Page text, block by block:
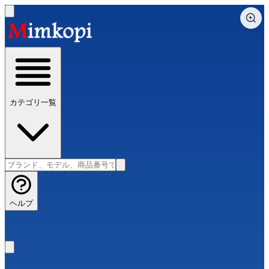
カテゴリ一覧
ヘルプ